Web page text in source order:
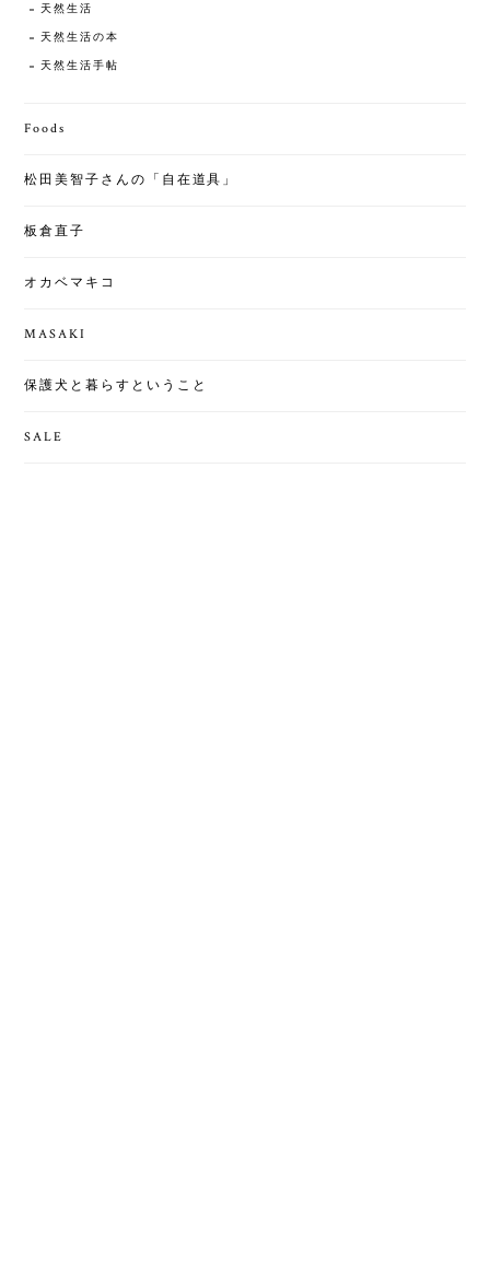
天然生活
天然生活の本
天然生活手帖
Foods
松田美智子さんの「自在道具」
板倉直子
オカベマキコ
MASAKI
保護犬と暮らすということ
SALE